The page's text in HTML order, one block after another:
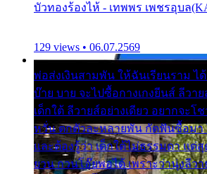
บัวทองร้องไห้ - เทพพร เพชรอุบล
129 views • 06.07.2569
พ่อส่งเงินสามพัน ให้ฉันเรียนราม
บ๊าย บาย จะไปซื้อกางเกงยีนส์ ลีวาย
เด็กใต้ ลีวายส์อย่างเดียว อยากจะโ
หวั่น ตกตัวละหลายพัน กัดฟันซื้อมา
และต้องรู้ว่า เด็กใต้ไม่ธรรมดา แต่สุ
ยวน กวนโอ๊ยพอได้ เพราะว่านุ่งลีว